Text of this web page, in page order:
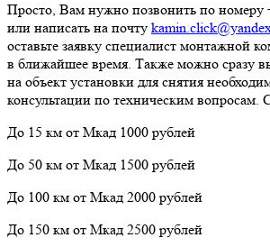
Просто, Вам нужно позвонить по номеру
или написать на почту
оставьте заявку специалист монтажной
в ближайшее время. Также можно сразу
на объект установки для снятия
консультации по техническим вопросам.
До 15 км от Мкад 1000 рублей
До 50 км от Мкад 1500 рублей
До 100 км от Мкад 2000 рублей
До 150 км от Мкад 2500 рублей